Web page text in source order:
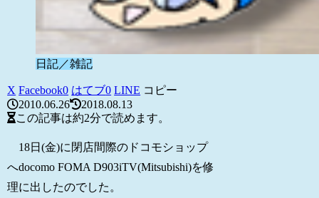
日記／雑記
X Facebook0 はてブ0 LINE コピー
2010.06.26
2018.08.13
この記事は約2分で読めます。
18日(金)に閉店間際のドコモショップ
へdocomo FOMA D903iTV(Mitsubishi)を修
理に出したのでした。